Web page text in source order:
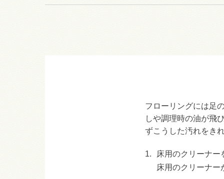
フローリングには足
しや調理時の油が飛
ずこうした汚れをき
1.
床用のクリーナ
床用のクリーナー